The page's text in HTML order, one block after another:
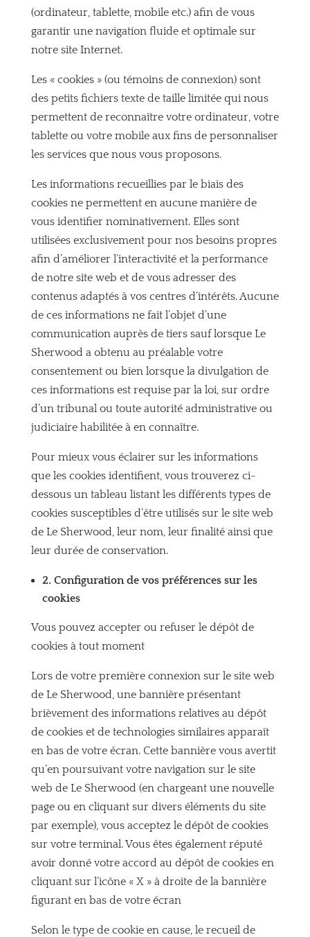
(ordinateur, tablette, mobile etc.) afin de vous
garantir une navigation fluide et optimale sur
notre site Internet.
Les « cookies » (ou témoins de connexion) sont
des petits fichiers texte de taille limitée qui nous
permettent de reconnaître votre ordinateur, votre
tablette ou votre mobile aux fins de personnaliser
les services que nous vous proposons.
Les informations recueillies par le biais des
cookies ne permettent en aucune manière de
vous identifier nominativement. Elles sont
utilisées exclusivement pour nos besoins propres
afin d’améliorer l’interactivité et la performance
de notre site web et de vous adresser des
contenus adaptés à vos centres d’intérêts. Aucune
de ces informations ne fait l’objet d’une
communication auprès de tiers sauf lorsque Le
Sherwood a obtenu au préalable votre
consentement ou bien lorsque la divulgation de
ces informations est requise par la loi, sur ordre
d’un tribunal ou toute autorité administrative ou
judiciaire habilitée à en connaître.
Pour mieux vous éclairer sur les informations
que les cookies identifient, vous trouverez ci-
dessous un tableau listant les différents types de
cookies susceptibles d’être utilisés sur le site web
de Le Sherwood, leur nom, leur finalité ainsi que
leur durée de conservation.
2. Configuration de vos préférences sur les
cookies
Vous pouvez accepter ou refuser le dépôt de
cookies à tout moment
Lors de votre première connexion sur le site web
de Le Sherwood, une bannière présentant
brièvement des informations relatives au dépôt
de cookies et de technologies similaires apparaît
en bas de votre écran. Cette bannière vous avertit
qu’en poursuivant votre navigation sur le site
web de Le Sherwood (en chargeant une nouvelle
page ou en cliquant sur divers éléments du site
par exemple), vous acceptez le dépôt de cookies
sur votre terminal. Vous êtes également réputé
avoir donné votre accord au dépôt de cookies en
cliquant sur l’icône « X » à droite de la bannière
figurant en bas de votre écran
Selon le type de cookie en cause, le recueil de